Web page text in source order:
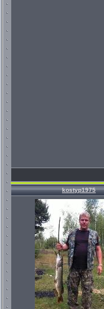
kostyp1975